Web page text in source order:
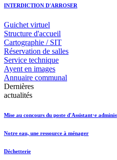
INTERDICTION D'ARROSER
Guichet virtuel
Structure d'accueil
Cartographie / SIT
Réservation de salles
Service technique
Ayent en images
Annuaire communal
Dernières
actualités
Mise au concours du poste d'Assistant·e
Notre eau, une ressource à ménager
Déchetterie